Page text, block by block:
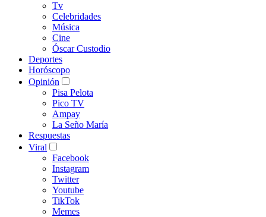
Tv
Celebridades
Música
Cine
Óscar Custodio
Deportes
Horóscopo
Opinión
Pisa Pelota
Pico TV
Ampay
La Seño María
Respuestas
Viral
Facebook
Instagram
Twitter
Youtube
TikTok
Memes